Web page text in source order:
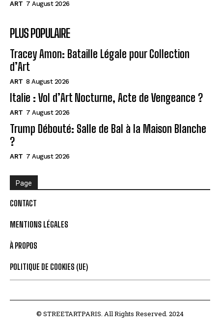
ART 7 August 2026
PLUS POPULAIRE
Tracey Amon: Bataille Légale pour Collection
d’Art
ART 8 August 2026
Italie : Vol d’Art Nocturne, Acte de Vengeance ?
ART 7 August 2026
Trump Débouté: Salle de Bal à la Maison Blanche
?
ART 7 August 2026
Page
CONTACT
MENTIONS LÉGALES
À PROPOS
POLITIQUE DE COOKIES (UE)
© STREETARTPARIS. All Rights Reserved. 2024